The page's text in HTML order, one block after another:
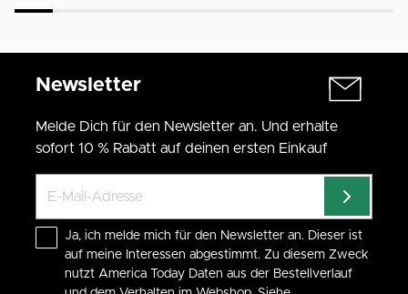
Newsletter
Melde Dich für den Newsletter an. Und erhalte
sofort 10 % Rabatt auf deinen ersten Einkauf
Ja, ich melde mich für den Newsletter an. Dieser ist
auf meine Interessen abgestimmt. Zu diesem Zweck
nutzt America Today Daten aus der Bestellverlauf